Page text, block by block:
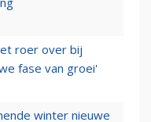
roer over bij
fase van groei'
winter nieuwe